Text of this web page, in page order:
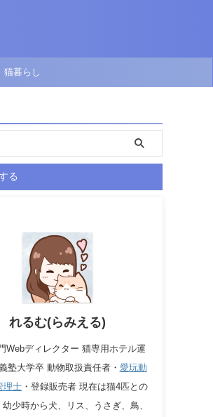
猫暮らし
る
れるむ(らみえる)
Webディレクター 猫専用ホテル運
塾大学卒 動物取扱責任者・ 愛玩動
理士 ・登録販売者 現在は猫4匹との
少時から犬、リス、うさぎ、鳥、